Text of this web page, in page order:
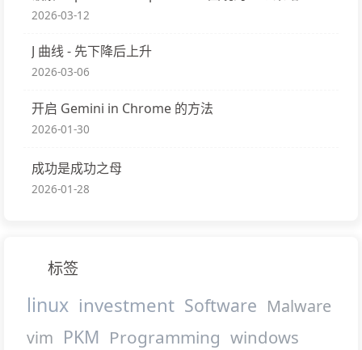
2026-03-12
J 曲线 - 先下降后上升
2026-03-06
开启 Gemini in Chrome 的方法
2026-01-30
成功是成功之母
2026-01-28
标签
linux investment Software Malware
vim PKM Programming windows